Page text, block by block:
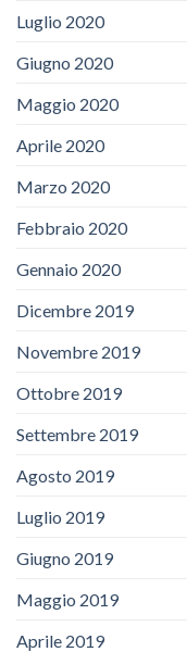
Luglio 2020
Giugno 2020
Maggio 2020
Aprile 2020
Marzo 2020
Febbraio 2020
Gennaio 2020
Dicembre 2019
Novembre 2019
Ottobre 2019
Settembre 2019
Agosto 2019
Luglio 2019
Giugno 2019
Maggio 2019
Aprile 2019